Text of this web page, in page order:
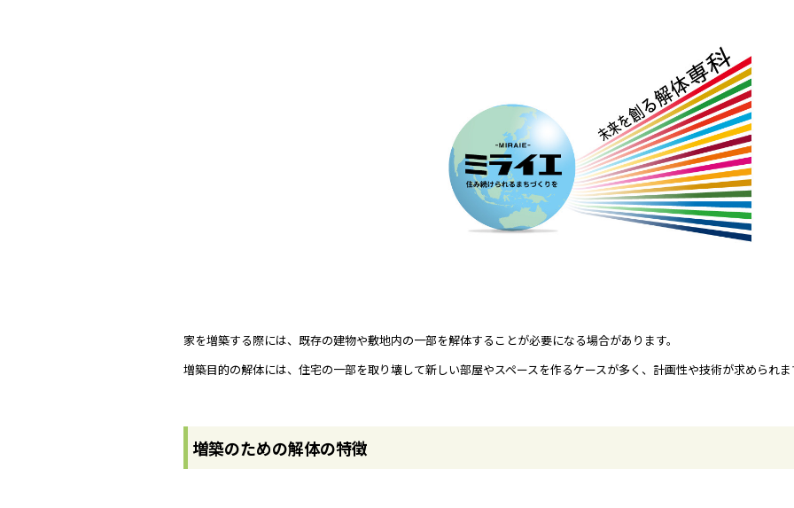
家を増築する際には、既存の建物や敷地内の一部を解体することが必要になる場合があります。
増築目的の解体には、住宅の一部を取り壊して新しい部屋やスペースを作るケースが多く、計画性や技術が求められま
増築のための解体の特徴